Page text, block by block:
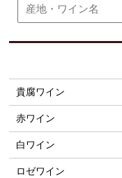
貴腐ワイン
赤ワイン
白ワイン
ロゼワイン